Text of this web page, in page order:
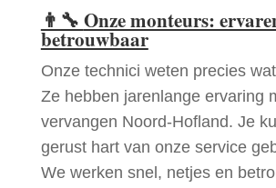
👨‍🔧 Onze monteurs:
betrouwbaar
Onze technici weten precies
Ze hebben jarenlange ervaring
vervangen Noord-Hofland. Je
gerust hart van onze service
We werken snel, netjes en